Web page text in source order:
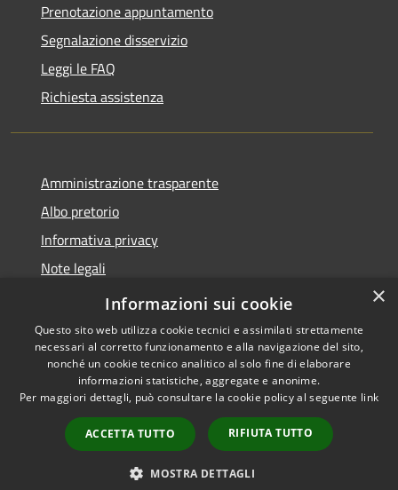
Prenotazione appuntamento
Segnalazione disservizio
Leggi le FAQ
Richiesta assistenza
Amministrazione trasparente
Albo pretorio
Informativa privacy
Note legali
Dichiarazione di accessibilità
Accessibilità
Copyright © 2026 • Comune di
Monte di Procida • Powered by
Municipium•
Accesso
redazione
×
Informazioni sui cookie
Questo sito web utilizza cookie tecnici e assimilati strettamente
necessari al corretto funzionamento e alla navigazione del sito,
nonché un cookie tecnico analitico al solo fine di elaborare
informazioni statistiche, aggregate e anonime.
Per maggiori dettagli, può consultare la cookie policy al seguente link
ACCETTA TUTTO RIFIUTA TUTTO
MOSTRA DETTAGLI